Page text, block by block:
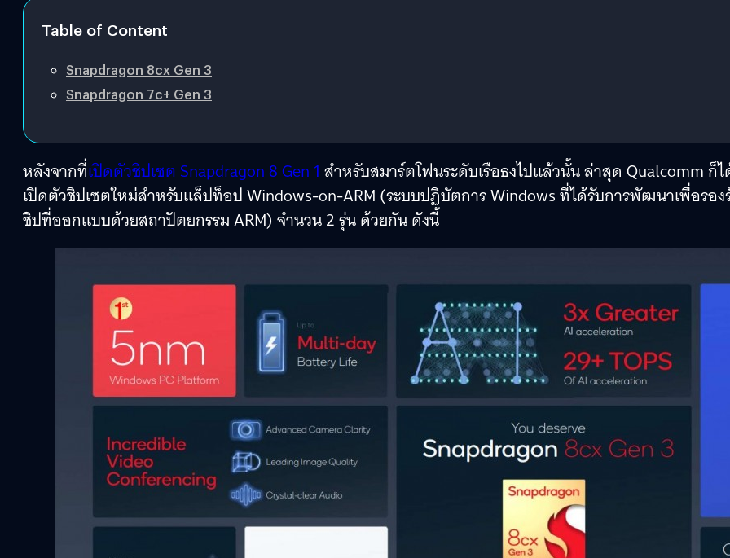
Table of Content
Snapdragon 8cx Gen 3
Snapdragon 7c+ Gen 3
หลังจากที่เปิดตัวชิปเซต Snapdragon 8 Gen 1สำหรับสมาร์ตโฟนระดับเรือธงไปแล้วนั้น ล่าสุด Qualcomm ก็
เปิดตัวชิปเซตใหม่สำหรับแล็ปท็อป Windows-on-ARM (ระบบปฏิบัตการ Windows ที่ได้รับการพัฒนาเพื่อรอง
ชิปที่ออกแบบด้วยสถาปัตยกรรม ARM) จำนวน 2 รุ่น ด้วยกัน ดังนี้